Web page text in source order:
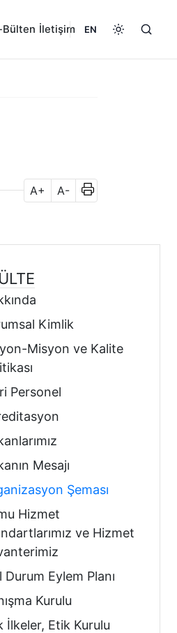
İletişim EN
A+ A-
Kimlik
Misyon ve Kalite
Personel
Mesajı
Şeması
Hizmet
ve Hizmet
Durum Eylem Planı
Kurulu
İlkeler, Etik Kurulu